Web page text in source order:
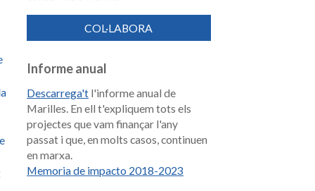
COL·LABORA
Informe anual
Descarrega't l'informe anual de
Marilles. En ell t'expliquem tots els
projectes que vam finançar l'any
passat i que, en molts casos, continuen
en marxa.
Memoria de impacto 2018-2023